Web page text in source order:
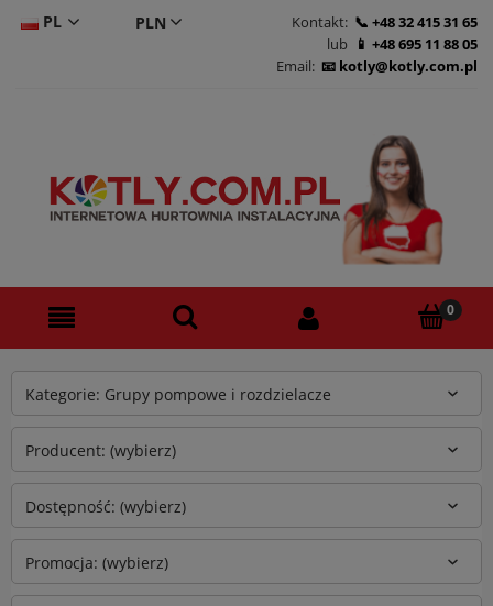
PL Kontakt:
+48 32 415 31 65
lub
+48 695 11 88 05
Email:
kotly@kotly.com.pl
Kategorie: Grupy pompowe i rozdzielacze
Producent: (wybierz)
Dostępność: (wybierz)
Promocja: (wybierz)